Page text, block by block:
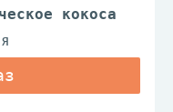
кокоса